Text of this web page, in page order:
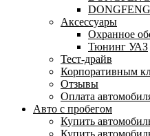
Аксессуары
Охранное
Тюнинг УАЗ
Тест-драйв
Корпоративным
Отзывы
Оплата
Авто с пробегом
Купить